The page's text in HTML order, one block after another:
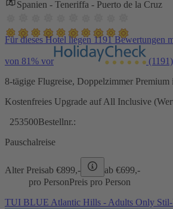
Spanien - Teneriffa - Puerto de la Cruz
Für dieses Hotel liegen 1191 Bewertungen
von 81% vor (1191)
8-tägige Flugreise, Doppelzimmer
Kostenfreies Upgrade auf All Inclusive
253500Bestellnr.:
Pauschalreise
Alter Preisab €899,- ab €699,-
pro PersonPreis pro Person
TUI BLUE Atlantic Hills - Adults Only